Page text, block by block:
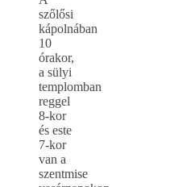
szőlősi
kápolnában
10
órakor,
a sülyi
templomban
reggel
8-kor
és este
7-kor
van a
szentmise